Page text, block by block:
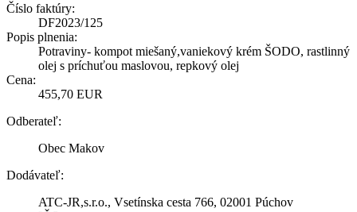
Číslo faktúry:
DF2023/125
Popis plnenia:
Potraviny- kompot miešaný,vaniekový krém ŠODO, rastlinný
olej s príchuťou maslovou, repkový olej
Cena:
455,70 EUR
Odberateľ:
Obec Makov
Dodávateľ:
ATC-JR,s.r.o., Vsetínska cesta 766, 02001 Púchov